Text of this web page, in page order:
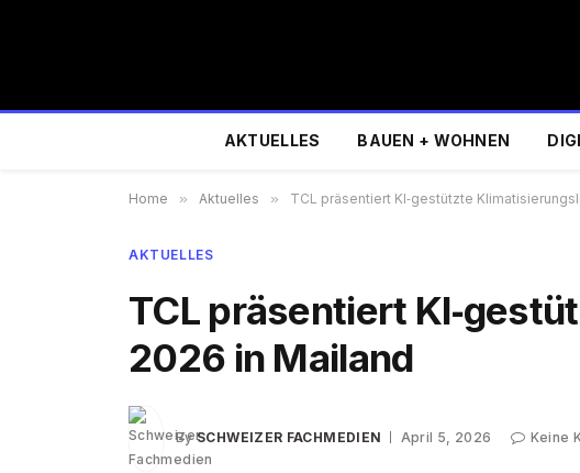
AKTUELLES BAUEN + WOHNEN
Home » Aktuelles » TCL präsentiert KI‑gestützte
AKTUELLES
TCL präsentiert
2026 in Mailand
By SCHWEIZER FACHMEDIEN April 5, 2026 Keine